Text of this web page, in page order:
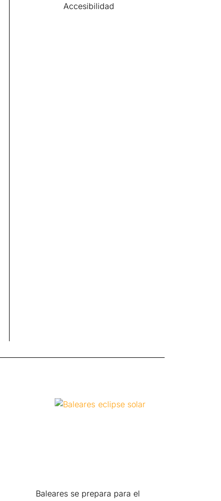
Accesibilidad
Baleares se prepara para el